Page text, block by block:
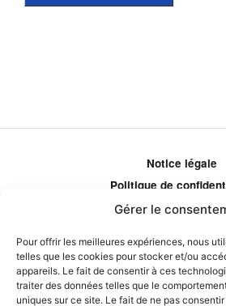
Gérer le
Pour offrir les meilleures expériences, nous
telles que les cookies pour stocker et/ou
appareils. Le fait de consentir à ces
traiter des données telles que le
uniques sur ce site. Le fait de ne pas
Notice légale
Politique de
Politique de
Comment ça
Qui sommes-
Obtenir les